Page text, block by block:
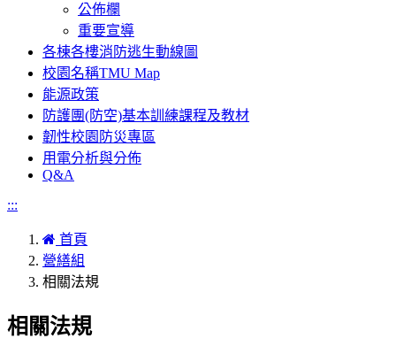
公佈欄
重要宣導
各棟各樓消防逃生動線圖
校園名稱TMU Map
能源政策
防護團(防空)基本訓練課程及教材
韌性校園防災專區
用電分析與分佈
Q&A
:::
首頁
營繕組
相關法規
相關法規